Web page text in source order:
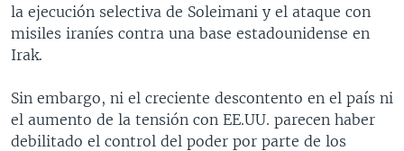
la ejecución selectiva de Soleimani y el ataque con
misiles iraníes contra una base estadounidense en
Irak.
Sin embargo, ni el creciente descontento en el país ni
el aumento de la tensión con EE.UU. parecen haber
debilitado el control del poder por parte de los